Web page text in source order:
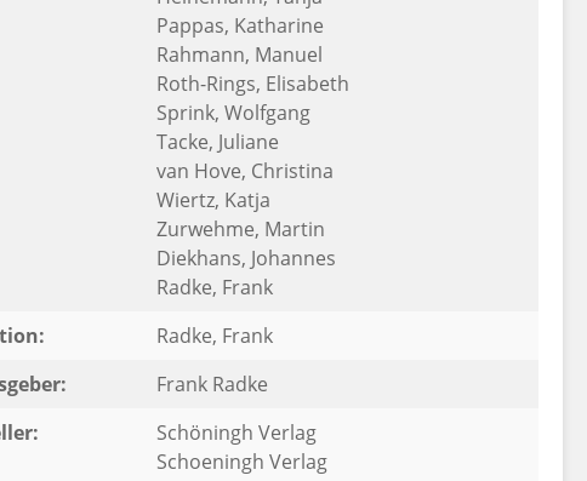
Pappas, Katharine
Rahmann, Manuel
Roth-Rings, Elisabeth
Sprink, Wolfgang
Tacke, Juliane
van Hove, Christina
Wiertz, Katja
Zurwehme, Martin
Diekhans, Johannes
Radke, Frank
Radke, Frank
Frank Radke
Schöningh Verlag
Schoeningh Verlag